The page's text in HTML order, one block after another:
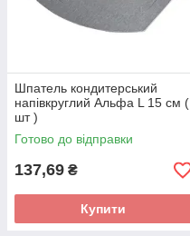
Шпатель кондитерський
напівкруглий Альфа L 15 см (
шт )
Готово до відправки
137,69 ₴
Купити